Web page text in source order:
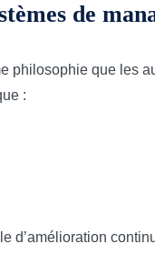
de
philosophie que les
:
d’amélioration